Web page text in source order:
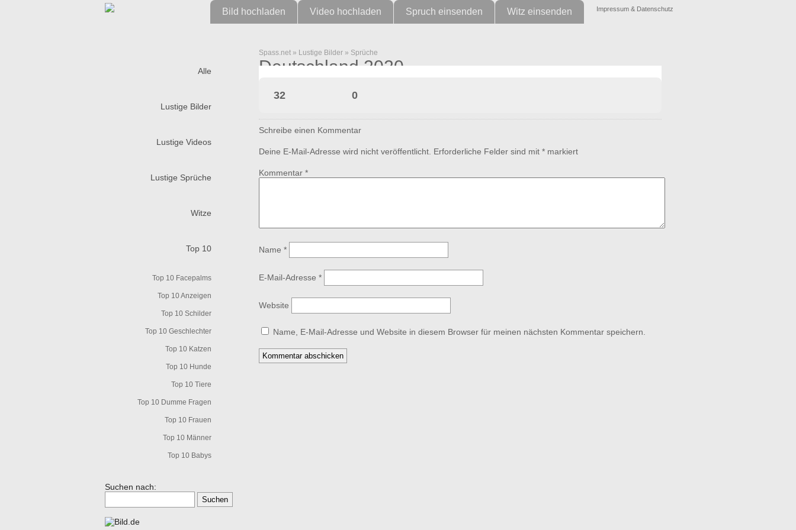
Impressum & Datenschutz
Bild hochladen Video hochladen Spruch einsenden Witz einsenden
Alle
Lustige Bilder
Lustige Videos
Lustige Sprüche
Witze
Top 10
Top 10 Facepalms
Top 10 Anzeigen
Top 10 Schilder
Top 10 Geschlechter
Top 10 Katzen
Top 10 Hunde
Top 10 Tiere
Top 10 Dumme Fragen
Top 10 Frauen
Top 10 Männer
Top 10 Babys
Suchen nach:
Spass.net » Lustige Bilder » Sprüche
Deutschland 2020
32 0
Schreibe einen Kommentar
Deine E-Mail-Adresse wird nicht veröffentlicht. Erforderliche Felder sind mit * markiert
Kommentar *
Name *
E-Mail-Adresse *
Website
Name, E-Mail-Adresse und Website in diesem Browser für meinen nächsten Kommentar speichern.